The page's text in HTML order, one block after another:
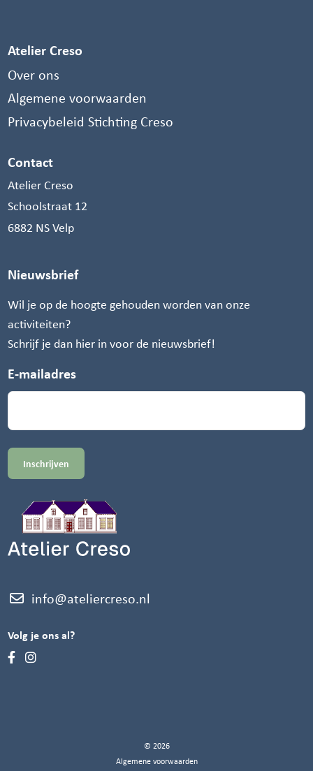
Atelier Creso
Over ons
Algemene voorwaarden
Privacybeleid Stichting Creso
Contact
Atelier Creso
Schoolstraat 12
6882 NS Velp
Nieuwsbrief
Wil je op de hoogte gehouden worden van onze
activiteiten?
Schrijf je dan hier in voor de nieuwsbrief!
E-mailadres
info@ateliercreso.nl
Volg je ons al?
© 2026
Algemene voorwaarden